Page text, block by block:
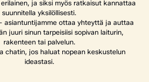
ja siksi myös ratkaisut kannattaa
suunnitella yksilöllisesti.
asiantuntijamme ottaa yhteyttä ja auttaa
juuri sinun tarpeisiisi sopivan laiturin,
rakenteen tai palvelun.
chatin, jos haluat nopean keskustelun
ideastasi.